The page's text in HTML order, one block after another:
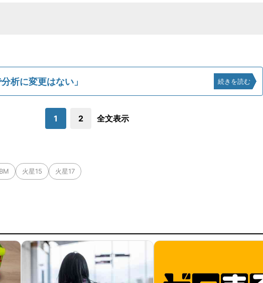
析に変更はない」 続きを読む
1 2 全文表示
火星15 火星17